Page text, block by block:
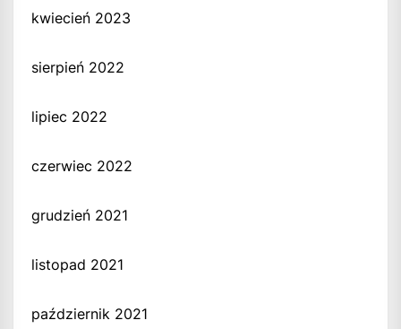
kwiecień 2023
sierpień 2022
lipiec 2022
czerwiec 2022
grudzień 2021
listopad 2021
październik 2021